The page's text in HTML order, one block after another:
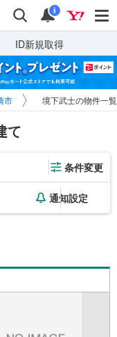
検索 通知
i
ID新規取得
市 境下武士の物件一覧
て
条件変更
通知設定